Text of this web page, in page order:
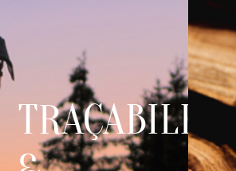
TRAÇABILITÉ